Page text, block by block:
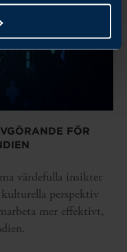
FÖR
värdefulla insikter
perspektiv
mer effektivt,